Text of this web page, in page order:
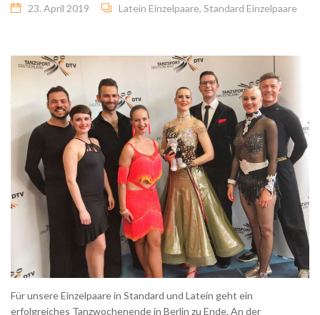
23. April 2019 Latein Einzelpaare, Standard Einzelpaare
Für unsere Einzelpaare in Standard und Latein geht ein
erfolgreiches Tanzwochenende in Berlin zu Ende. An der